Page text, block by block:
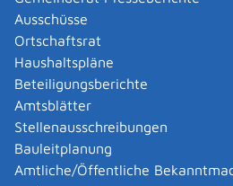
Ausschüsse
Ortschaftsrat
Haushaltspläne
Beteiligungsberichte
Amtsblätter
Stellenausschreibungen
Bauleitplanung
Amtliche/Öffentliche
Abgelaufenen Führerschein
Abgeltungsteuer -
Bescheinigung beantragen
eines Gebäudes beantragen
Abmeldung /
beantragen
Abschriften, Ablichtungen,
Negative amtlich